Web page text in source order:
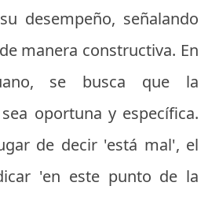
desempeño, señalando
manera constructiva. En
se busca que la
oportuna y específica.
de decir 'está mal', el
'en este punto de la